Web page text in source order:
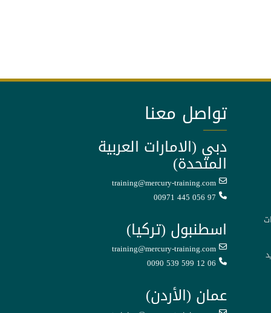
تواصل معنا
دبي (الامارات العربية
المتحدة)
training@mercury-training.com
00971 445 056 97
اسطنبول (تركيا)
training@mercury-training.com
0090 539 599 12 06
عمان (الأردن)